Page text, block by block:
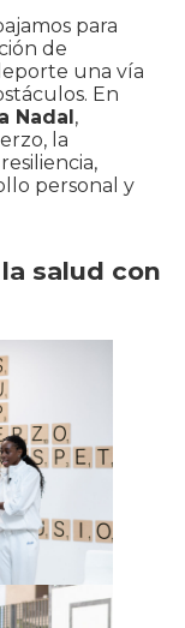
para
de
una vía
En
Nadal,
la
personal y
salud con